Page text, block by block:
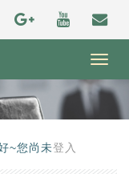
~您尚未登入